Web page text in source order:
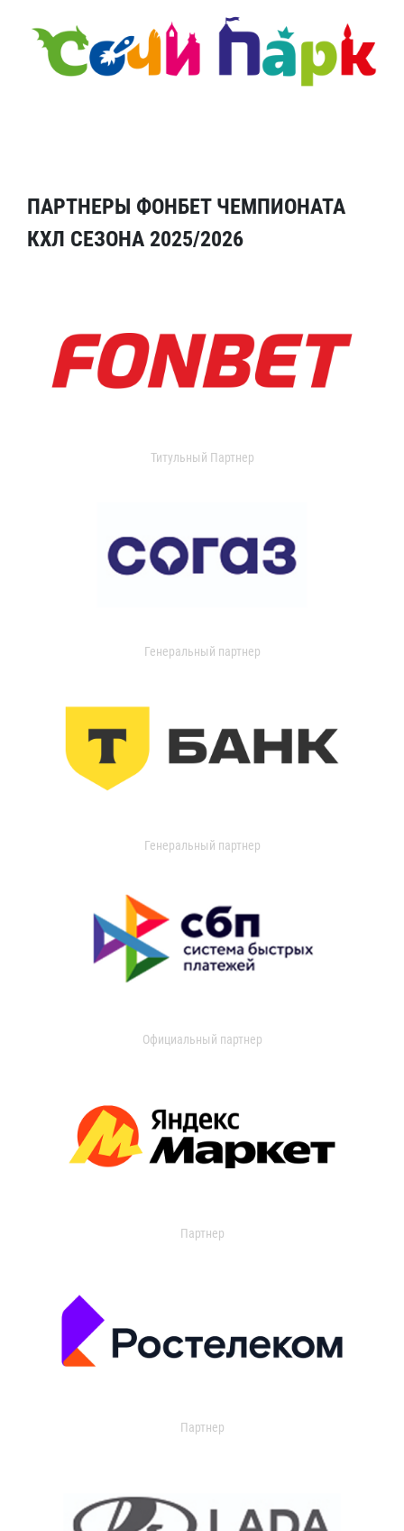
ПАРТНЕРЫ ФОНБЕТ ЧЕМПИОНАТА
КХЛ СЕЗОНА 2025/2026
Титульный Партнер
Генеральный партнер
Генеральный партнер
Официальный партнер
Партнер
Партнер